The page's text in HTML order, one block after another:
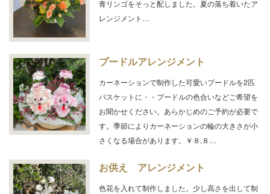
青リンゴをそっと配しました。夏の落ち着いたア
レンジメント…
プードルアレンジメント
カーネーションで制作した可愛いプードルを2匹
バスケットに・・プードルの色合いなどご希望を
お聞かせください。あらかじめのご予約が必要で
す。季節によりカーネーションの輪の大きさが小
さくなる場合があります。￥８,８…
お供え アレンジメント
色花を入れて制作しました。少し高さを出して制